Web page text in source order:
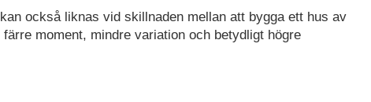
också liknas vid skillnaden mellan att bygga ett hus av
moment, mindre variation och betydligt högre